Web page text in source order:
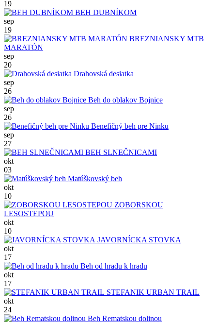
19
BEH DUBNÍKOM
sep
19
BREZNIANSKY MTB
MARATÓN
sep
20
Drahovská desiatka
sep
26
Beh do oblakov Bojnice
sep
26
Benefičný beh pre Ninku
sep
27
BEH SLNEČNICAMI
okt
03
Matúškovský beh
okt
10
ZOBORSKOU
LESOSTEPOU
okt
10
JAVORNÍCKA STOVKA
okt
17
Beh od hradu k hradu
okt
17
STEFANIK URBAN TRAIL
okt
24
Beh Rematskou dolinou